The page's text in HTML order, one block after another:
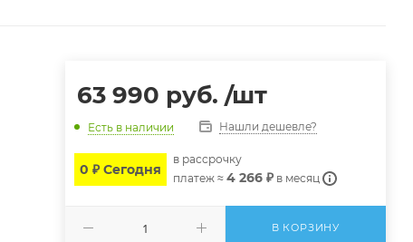
63 990 руб. /шт
Есть в наличии Нашли дешевле?
0 ₽ Сегодня
в расcрочку
платеж ≈ 4 266 ₽в месяц
В КОРЗИНУ